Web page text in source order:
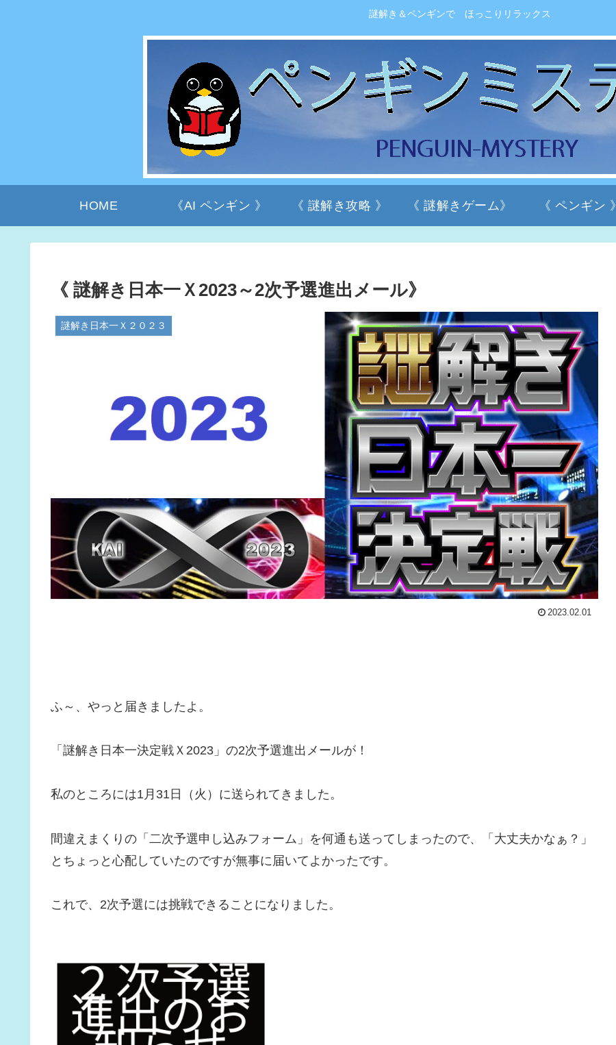
謎解き＆ペンギンで ほっこりリラックス
HOME 《AI ペンギン 》 《 謎解き攻略 》 《 謎解きゲーム》 《 ペンギン 》
《 謎解き日本一Ｘ2023～2次予選進出メール》
謎解き日本一Ｘ２０２３
2023.02.01
ふ～、やっと届きましたよ。
「謎解き日本一決定戦Ｘ2023」の2次予選進出メールが！
私のところには1月31日（火）に送られてきました。
間違えまくりの「二次予選申し込みフォーム」を何通も送ってしまったので、「大丈夫かなぁ？」
とちょっと心配していたのですが無事に届いてよかったです。
これで、2次予選には挑戦できることになりました。